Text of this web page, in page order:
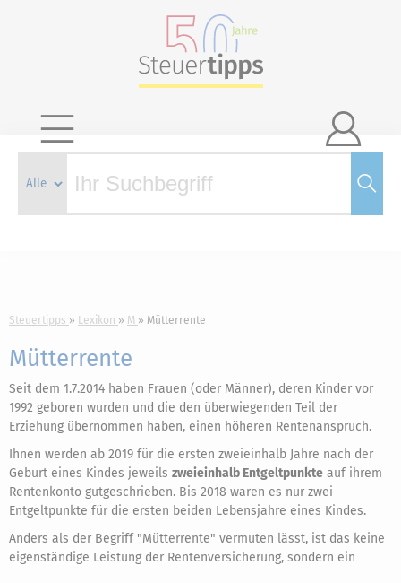

Steuertipps Lexikon M Mütterrente
Mütterrente
Seit dem 1.7.2014 haben Frauen (oder Männer), deren Kinder vor
1992 geboren wurden und die den überwiegenden Teil der
Erziehung übernommen haben, einen höheren Rentenanspruch.
Ihnen werden ab 2019 für die ersten zweieinhalb Jahre nach der
Geburt eines Kindes jeweils zweieinhalb Entgeltpunkte auf ihrem
Rentenkonto gutgeschrieben. Bis 2018 waren es nur zwei
Entgeltpunkte für die ersten beiden Lebensjahre eines Kindes.
Anders als der Begriff "Mütterrente" vermuten lässt, ist das keine
eigenständige Leistung der Rentenversicherung, sondern ein